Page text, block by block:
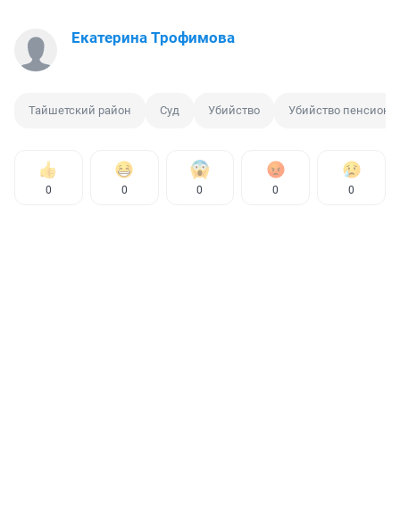
Екатерина Трофимова
Тайшетский район Суд Убийство Убийство
0 0 0 0 0